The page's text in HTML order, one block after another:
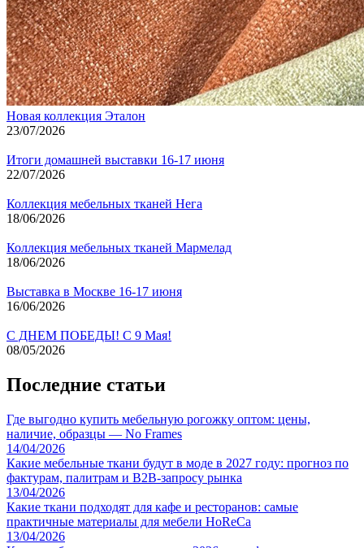
Новая коллекция Эталон
23/07/2026
Итоги домашней выставки 16-17 июня
22/07/2026
Коллекция мебельных тканей Нега
18/06/2026
Коллекция мебельных тканей Мармелад
18/06/2026
Выставка в Москве 16-17 июня
16/06/2026
С ДНЕМ ПОБЕДЫ! С 9 Мая!
08/05/2026
Последние статьи
Где выгодно купить мебельную рогожку оптом: цены,
наличие, образцы — No Frames
14/04/2026
Какие мебельные ткани будут в моде в 2027 году: прогноз по
фактурам, палитрам и B2B-запросу рынка
13/04/2026
Какие ткани подходят для кафе и ресторанов: самые
практичные материалы для мебели HoReCa
13/04/2026